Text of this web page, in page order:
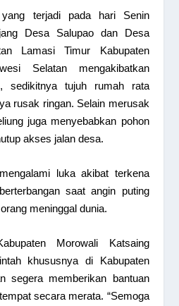
terjadi pada hari Senin
Desa Salupao dan Desa
Lamasi Timur Kabupaten
Selatan mengakibatkan
sedikitnya tujuh rumah rata
rusak ringan. Selain merusak
juga menyebabkan pohon
akses jalan desa.
luka akibat terkena
saat angin puting
meninggal dunia.
Morowali Katsaing
khususnya di Kabupaten
segera memberikan bantuan
secara merata. “Semoga